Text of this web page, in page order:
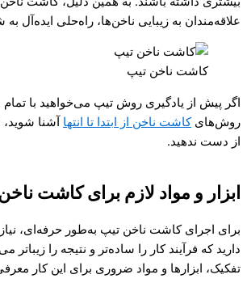
علاقه‌مندان به زیبایی ناخن‌ها، راه‌حلی ایده‌آل به
کاشت ناخن تیپ
اگر پیش از یادگیری روش تیپ می‌خواهید با تمام
روش‌هایکاشت ناخن از ابتدا تا انتهاآشنا شوید،
از دست ندهید.
ابزار و مواد لازم برای کاشت
برای اجرای کاشت ناخن تیپ به‌طور حرفه‌ای، نیاز
دارید که فرآیند کار را ساده‌تر و نتیجه را زیباتر
تفکیک، ابزارها و مواد ضروری برای این کار